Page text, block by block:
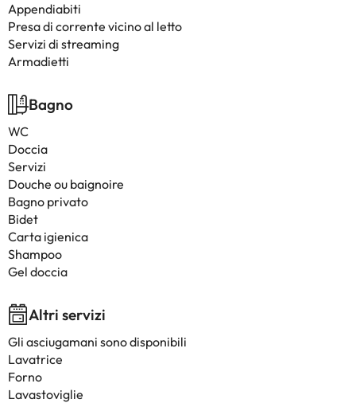
Appendiabiti
Presa di corrente vicino al letto
Servizi di streaming
Armadietti
Bagno
WC
Doccia
Servizi
Douche ou baignoire
Bagno privato
Bidet
Carta igienica
Shampoo
Gel doccia
Altri servizi
Gli asciugamani sono disponibili
Lavatrice
Forno
Lavastoviglie